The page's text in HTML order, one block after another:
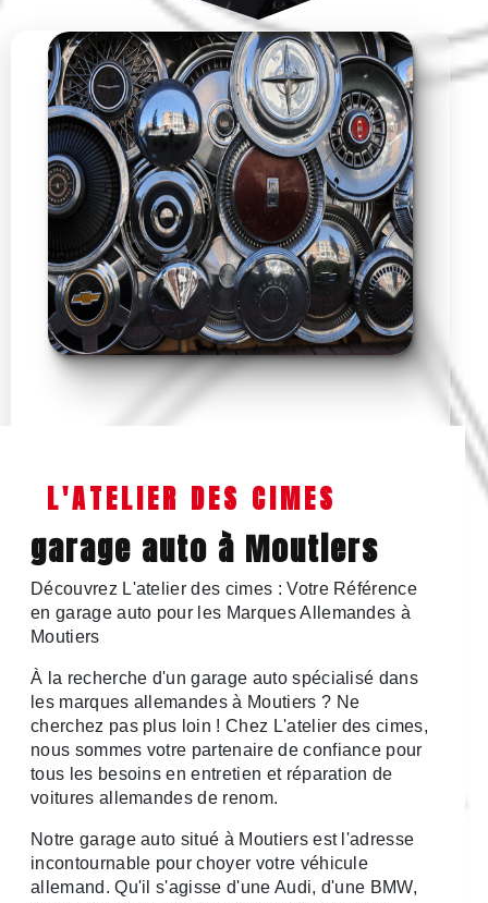
L'ATELIER DES CIMES
garage auto à Moutiers
Découvrez L'atelier des cimes : Votre Référence
en garage auto pour les Marques Allemandes à
Moutiers
À la recherche d'un garage auto spécialisé dans
les marques allemandes à Moutiers ? Ne
cherchez pas plus loin ! Chez L'atelier des cimes,
nous sommes votre partenaire de confiance pour
tous les besoins en entretien et réparation de
voitures allemandes de renom.
Notre garage auto situé à Moutiers est l'adresse
incontournable pour choyer votre véhicule
allemand. Qu'il s'agisse d'une Audi, d'une BMW,